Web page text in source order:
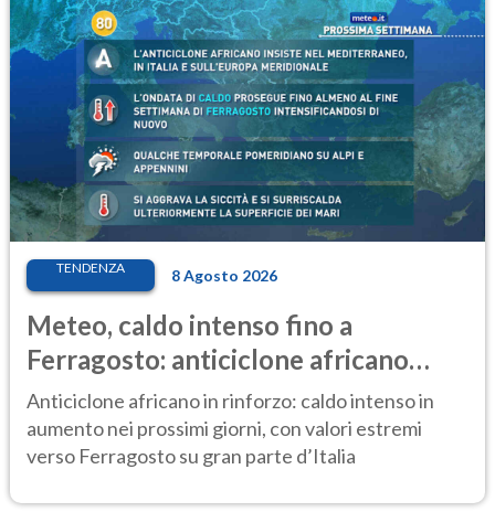
TENDENZA 8 Agosto 2026
Meteo, caldo intenso fino a
Ferragosto: anticiclone africano
ancora protagonista
Anticiclone africano in rinforzo: caldo intenso in
aumento nei prossimi giorni, con valori estremi
verso Ferragosto su gran parte d’Italia